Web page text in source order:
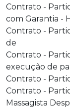
Contrato -
com Garantia -
Contrato -
de
Contrato -
execução de
Contrato -
Contrato -
Massagista